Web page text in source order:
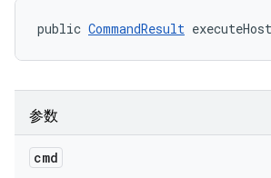
public CommandResult
参数
cmd